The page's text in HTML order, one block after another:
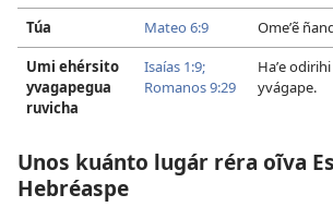
Túa
Mateo 6:9
Omeʼẽ
Umi ehérsito
yvagapegua
ruvicha
Isaías 1:9;
Romanos 9:29
Haʼe
yvágape.
Unos kuánto lugár réra oĩva
Hebréaspe